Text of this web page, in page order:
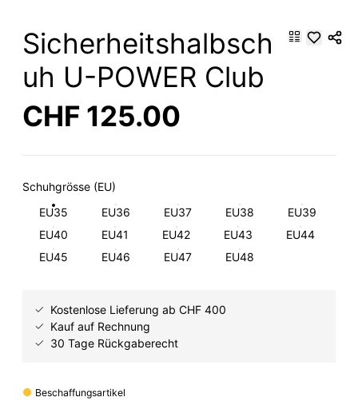
Sicherheitshalbsch
uh U-POWER Club
CHF 125.00
Schuhgrösse (EU)
EU35
EU36 EU37 EU38
EU39
EU40
EU41 EU42 EU43
EU44
EU45
EU46 EU47 EU48
Kostenlose Lieferung ab CHF 400
Kauf auf Rechnung
30 Tage Rückgaberecht
Beschaffungsartikel